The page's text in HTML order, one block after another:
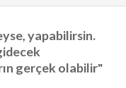
yapabilirsin.
gerçek olabilir"